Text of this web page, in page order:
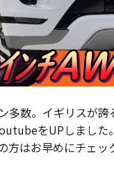
多数。イギリスが
をUPしまし
方はお早めにチェ